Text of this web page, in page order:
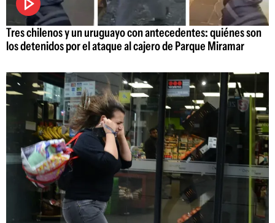
Tres chilenos y un uruguayo con antecedentes: quiénes son
los detenidos por el ataque al cajero de Parque Miramar